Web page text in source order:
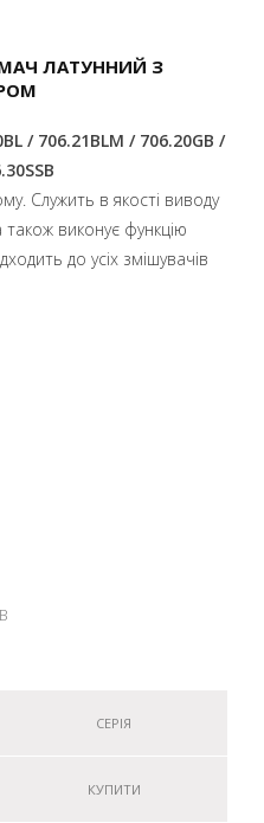
ЛАТУННИЙ З
/ 706.21BLM / 706.20GB /
Служить в якості виводу
виконує функцію
до усіх змішувачів
СЕРІЯ
КУПИТИ